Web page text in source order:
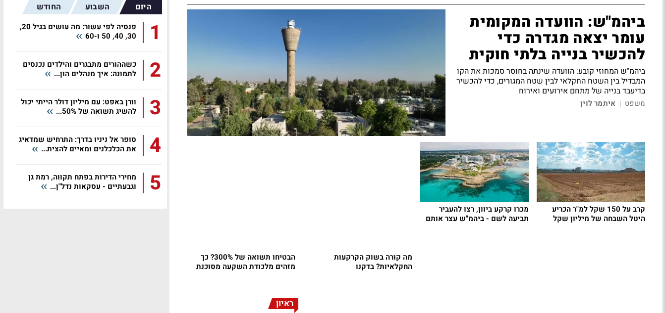
ביהמ"ש: הוועדה המקומית
עומר יצאה מגדרה כדי
להכשיר בנייה בלתי חוקית
ביהמ"ש המחוזי קובע: הוועדה שינתה בחוסר סמכות את הקו
המבדיל בין השטח החקלאי לבין שטח המגורים, כדי להכשיר
בדיעבד בנייה של מתחם אירועים ואירוח
משפט | איתמר לוין
קרב על 150 שקל למ"ר הכריע
היטל השבחה של מיליון שקל
מכרו קרקע ביוון, רצו להעביר
תביעה לשם - ביהמ"ש עצר אותם
מה קורה בשוק הקרקעות
החקלאיות? בדקנו
הבטיחו תשואה של 300%? כך
מזהים מלכודת השקעה מסוכנת
ראיון
היום השבוע החודש
1
פנסיה לפי עשור: מה עושים בגיל 20,
30, 40, 50 ו-60
2
כשההורים מתבגרים והילדים נכנסים
לתמונה: איך מנהלים הון...
3
וורן באפט: עם מיליון דולר הייתי יכול
להשיג תשואה של 50%...
4
סופר אל ניניו בדרך: התרחיש שמדאיג
את הכלכלנים ומאיים להצית...
5
מחירי הדירות בפתח תקווה, רמת גן
וגבעתיים - עסקאות נדל"ן...